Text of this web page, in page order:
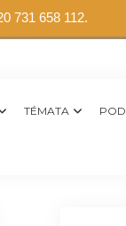
731 658 112.
TÉMATA